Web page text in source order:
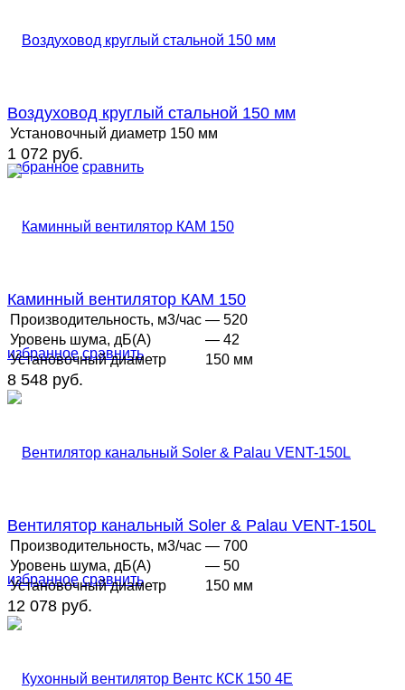
избранное сравнить
Воздуховод круглый стальной 150 мм
Установочный диаметр 150 мм
1 072 руб.
избранное сравнить
Каминный вентилятор КАМ 150
Производительность, м3/час — 520
Уровень шума, дБ(А)
— 42
Установочный диаметр
150 мм
8 548 руб.
избранное сравнить
Вентилятор канальный Soler & Palau VENT-150L
Производительность, м3/час — 700
Уровень шума, дБ(А)
— 50
Установочный диаметр
150 мм
12 078 руб.